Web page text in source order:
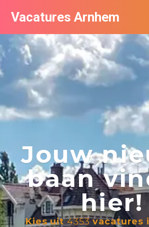
Vacatures Arnhem
Jouw
baan
hier!
Kies uit4353vacatures
Vacatures per bedrijf in Arnhem
Nieuwsbrief feed